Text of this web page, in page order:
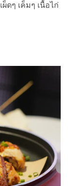
ดๆ เค็มๆ เนื้อไก่